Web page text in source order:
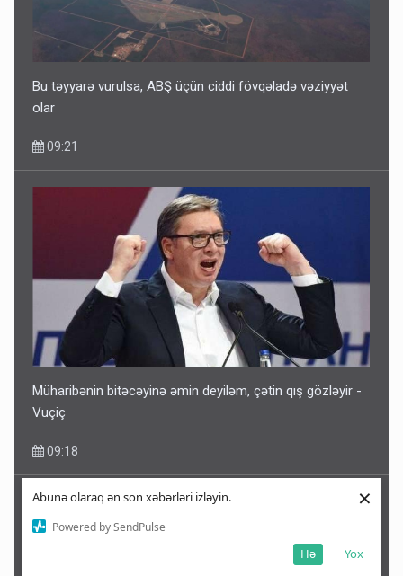
Abunə olaraq ən son xəbərləri izləyin.
Powered by SendPulse
Yox
Hə
×
Bu təyyarə vurulsa, ABŞ üçün ciddi fövqəladə vəziyyət
olar
09:21
Müharibənin bitəcəyinə əmin deyiləm, çətin qış gözləyir -
Vuçiç
09:18